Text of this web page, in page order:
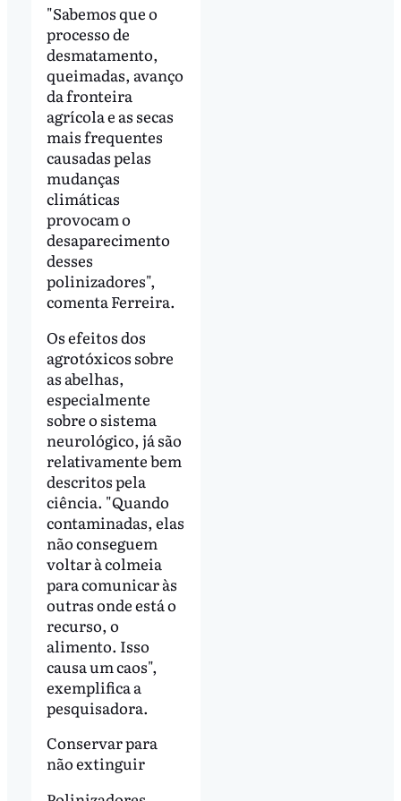
"Sabemos que o
processo de
desmatamento,
queimadas, avanço
da fronteira
agrícola e as secas
mais frequentes
causadas pelas
mudanças
climáticas
provocam o
desaparecimento
desses
polinizadores",
comenta Ferreira.
Os efeitos dos
agrotóxicos sobre
as abelhas,
especialmente
sobre o sistema
neurológico, já são
relativamente bem
descritos pela
ciência. "Quando
contaminadas, elas
não conseguem
voltar à colmeia
para comunicar às
outras onde está o
recurso, o
alimento. Isso
causa um caos",
exemplifica a
pesquisadora.
Conservar para
não extinguir